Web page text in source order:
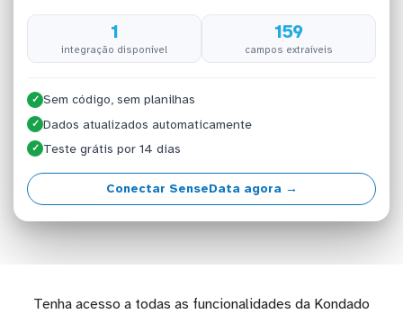
1
integração disponível
159
campos extraíveis
✓ Sem código, sem planilhas
✓ Dados atualizados automaticamente
✓ Teste grátis por 14 dias
Conectar SenseData agora →
Tenha acesso a todas as funcionalidades da Kondado